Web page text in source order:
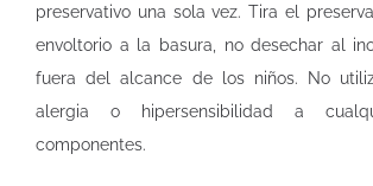
preservativo una sola vez. Tira el
envoltorio a la basura, no desechar al
fuera del alcance de los niños. No
alergia o hipersensibilidad a
componentes.